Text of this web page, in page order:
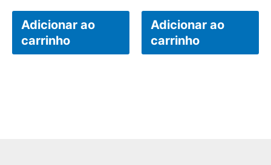
Adicionar ao
carrinho
Adicionar ao
carrinho